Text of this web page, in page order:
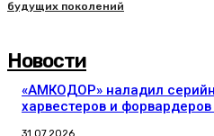
будущих поколений
Новости
«АМКОДОР» наладил
харвестеров и форвардеров